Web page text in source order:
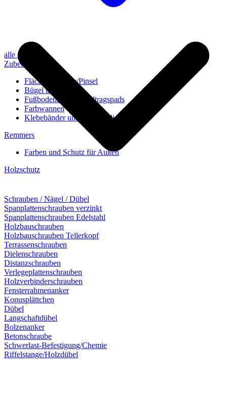
alle anzeigen
Zubehör
Flächenstreicher/Pinsel
Bügel und Rollen
Fußbodenbürsten/Auftragspads
Farbwannen
Klebebänder und Abdeckvlies
Remmers
Farben und Schutz für Außen
Holzschutz
Schrauben / Nägel / Dübel
Spanplattenschrauben verzinkt
Spanplattenschrauben Edelstahl
Holzbauschrauben
Holzbauschrauben Tellerkopf
Terrassenschrauben
Dielenschrauben
Distanzschrauben
Verlegeplattenschrauben
Holzverbinderschrauben
Fensterrahmenanker
Konusplättchen
Dübel
Langschaftdübel
Bolzenanker
Betonschraube
Schwerlast-Befestigung/Chemie
Riffelstange/Holzdübel